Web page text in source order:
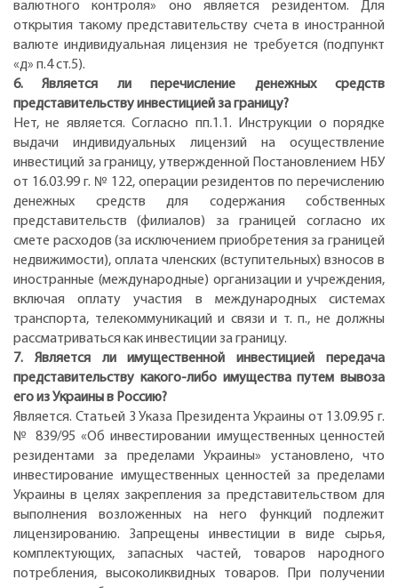
валютного контроля» оно является резидентом. Для
открытия такому представительству счета в иностранной
валюте индивидуальная лицензия не требуется (подпункт
«д» п.4 ст.5).
6. Является ли перечисление денежных средств
представительству инвестицией за границу?
Нет, не является. Согласно пп.1.1. Инструкции о порядке
выдачи индивидуальных лицензий на осуществление
инвестиций за границу, утвержденной Постановлением НБУ
от 16.03.99 г. № 122, операции резидентов по перечислению
денежных средств для содержания собственных
представительств (филиалов) за границей согласно их
смете расходов (за исключением приобретения за границей
недвижимости), оплата членских (вступительных) взносов в
иностранные (международные) организации и учреждения,
включая оплату участия в международных системах
транспорта, телекоммуникаций и связи и т. п., не должны
рассматриваться как инвестиции за границу.
7. Является ли имущественной инвестицией передача
представительству какого-либо имущества путем вывоза
его из Украины в Россию?
Является. Статьей 3 Указа Президента Украины от 13.09.95 г.
№ 839/95 «Об инвестировании имущественных ценностей
резидентами за пределами Украины» установлено, что
инвестирование имущественных ценностей за пределами
Украины в целях закрепления за представительством для
выполнения возложенных на него функций подлежит
лицензированию. Запрещены инвестиции в виде сырья,
комплектующих, запасных частей, товаров народного
потребления, высоколиквидных товаров. При получении